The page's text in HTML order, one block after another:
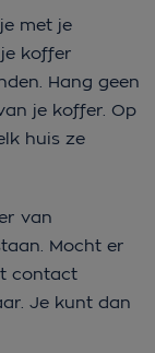
met je
koffer
Hang geen
je koffer. Op
huis ze
van
Mocht er
contact
Je kunt dan